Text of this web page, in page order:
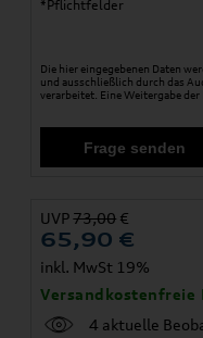
*Pflichtfelder
Die hier eingegebenen Daten
und ausschließlich durch das
verarbeitet. Eine Weitergabe
UVP73,00 €
65,90 €
inkl. MwSt 19%
Versandkostenfreie
4 aktuelle